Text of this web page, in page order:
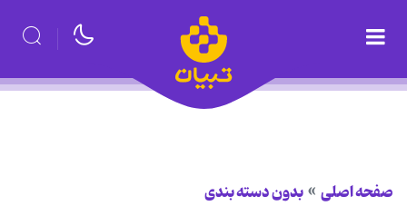
صفحه اصلی بدون دسته بندی